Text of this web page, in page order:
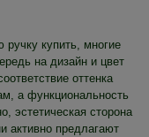
купить, многие
на дизайн и цвет
оттенка
а функциональность
эстетическая сторона
активно предлагают